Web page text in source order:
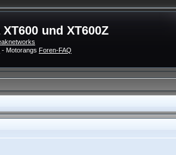
und XT600Z
- Motorangs Foren-FAQ